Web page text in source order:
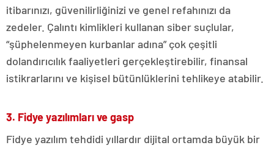
itibarınızı, güvenilirliğinizi ve genel refahınızı da
zedeler. Çalıntı kimlikleri kullanan siber suçlular,
“şüphelenmeyen kurbanlar adına” çok çeşitli
dolandırıcılık faaliyetleri gerçekleştirebilir, finansal
istikrarlarını ve kişisel bütünlüklerini tehlikeye atabilir.
3. Fidye yazılımları ve gasp
Fidye yazılım tehdidi yıllardır dijital ortamda büyük bir